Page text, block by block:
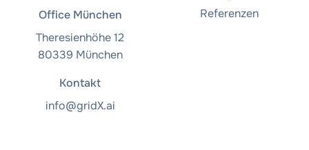
Office München
Theresienhöhe 12
80339 München
Kontakt
info@gridX.ai
Referenzen